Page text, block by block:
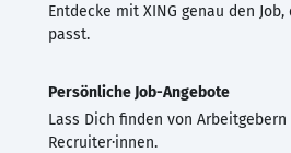
Entdecke mit XING genau den
passt.
Persönliche Job-Angebote
Lass Dich finden von
Recruiter·innen.